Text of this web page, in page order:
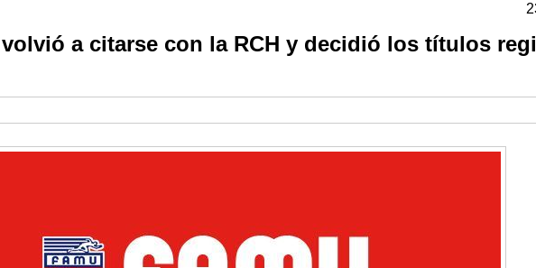
a citarse con la RCH y decidió los títulos